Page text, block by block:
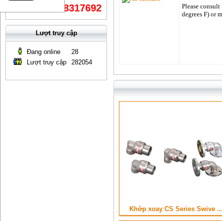
0868317692
Lượt truy cập
Đang online
28
Lượt truy cập
282054
Please
degrees F) or
Khớp xoay CS Series Swive